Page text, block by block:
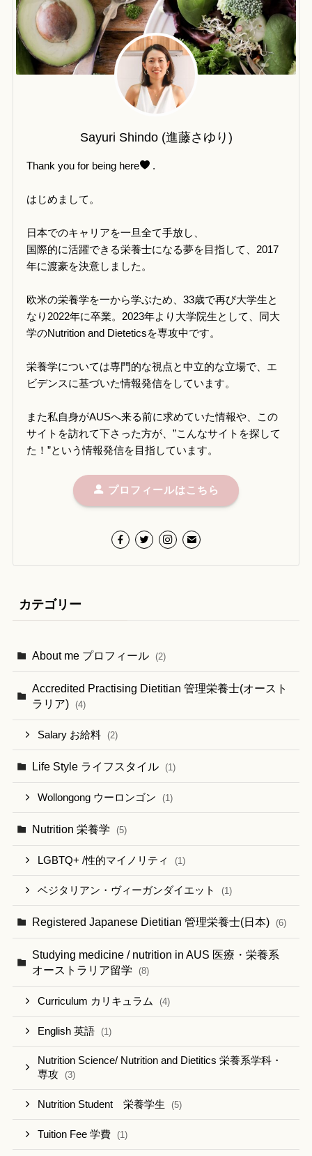
Sayuri Shindo (進藤さゆり)
Thank you for being here .
はじめまして。
日本でのキャリアを一旦全て手放し、
国際的に活躍できる栄養士になる夢を目指して、2017
年に渡豪を決意しました。
欧米の栄養学を一から学ぶため、33歳で再び大学生と
なり2022年に卒業。2023年より大学院生として、同大
学のNutrition and Dieteticsを専攻中です。
栄養学については専門的な視点と中立的な立場で、エ
ビデンスに基づいた情報発信をしています。
また私自身がAUSへ来る前に求めていた情報や、この
サイトを訪れて下さった方が、”こんなサイトを探して
た！”という情報発信を目指しています。
プロフィールはこちら
カテゴリー
About me プロフィール (2)
Accredited Practising Dietitian 管理栄養士(オースト
ラリア)
(4)
Salary お給料 (2)
Life Style ライフスタイル (1)
Wollongong ウーロンゴン (1)
Nutrition 栄養学 (5)
LGBTQ+ /性的マイノリティ (1)
ベジタリアン・ヴィーガンダイエット (1)
Registered Japanese Dietitian 管理栄養士(日本) (6)
Studying medicine / nutrition in AUS 医療・栄養系
オーストラリア留学
(8)
Curriculum カリキュラム (4)
English 英語 (1)
Nutrition Science/ Nutrition and Dietitics 栄養系学科・
専攻
(3)
Nutrition Student 栄養学生 (5)
Tuition Fee 学費 (1)